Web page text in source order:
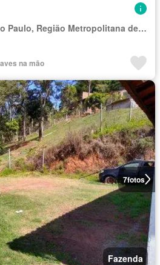
Região Imediata de São Paulo, Região Metropolitana de São Paulo
na mão
7fotos
Fazenda